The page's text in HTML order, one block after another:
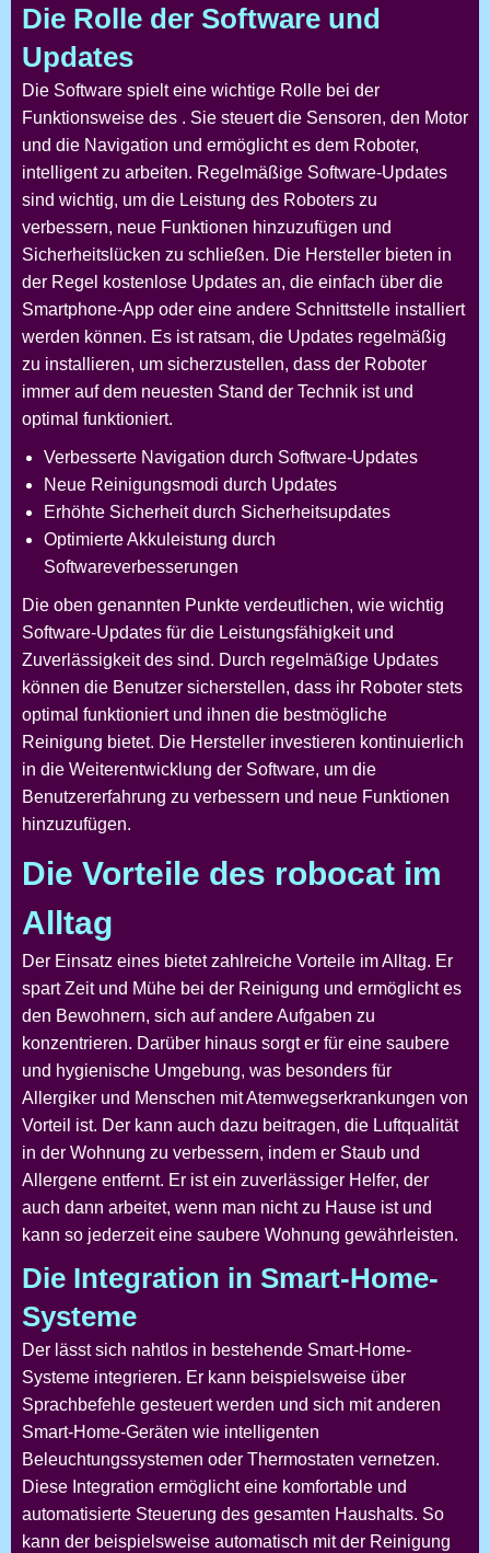
Die Rolle der Software und
Updates
Die Software spielt eine wichtige Rolle bei der
Funktionsweise des . Sie steuert die Sensoren, den Motor
und die Navigation und ermöglicht es dem Roboter,
intelligent zu arbeiten. Regelmäßige Software-Updates
sind wichtig, um die Leistung des Roboters zu
verbessern, neue Funktionen hinzuzufügen und
Sicherheitslücken zu schließen. Die Hersteller bieten in
der Regel kostenlose Updates an, die einfach über die
Smartphone-App oder eine andere Schnittstelle installiert
werden können. Es ist ratsam, die Updates regelmäßig
zu installieren, um sicherzustellen, dass der Roboter
immer auf dem neuesten Stand der Technik ist und
optimal funktioniert.
Verbesserte Navigation durch Software-Updates
Neue Reinigungsmodi durch Updates
Erhöhte Sicherheit durch Sicherheitsupdates
Optimierte Akkuleistung durch
Softwareverbesserungen
Die oben genannten Punkte verdeutlichen, wie wichtig
Software-Updates für die Leistungsfähigkeit und
Zuverlässigkeit des sind. Durch regelmäßige Updates
können die Benutzer sicherstellen, dass ihr Roboter stets
optimal funktioniert und ihnen die bestmögliche
Reinigung bietet. Die Hersteller investieren kontinuierlich
in die Weiterentwicklung der Software, um die
Benutzererfahrung zu verbessern und neue Funktionen
hinzuzufügen.
Die Vorteile des robocat im
Alltag
Der Einsatz eines bietet zahlreiche Vorteile im Alltag. Er
spart Zeit und Mühe bei der Reinigung und ermöglicht es
den Bewohnern, sich auf andere Aufgaben zu
konzentrieren. Darüber hinaus sorgt er für eine saubere
und hygienische Umgebung, was besonders für
Allergiker und Menschen mit Atemwegserkrankungen von
Vorteil ist. Der kann auch dazu beitragen, die Luftqualität
in der Wohnung zu verbessern, indem er Staub und
Allergene entfernt. Er ist ein zuverlässiger Helfer, der
auch dann arbeitet, wenn man nicht zu Hause ist und
kann so jederzeit eine saubere Wohnung gewährleisten.
Die Integration in Smart-Home-
Systeme
Der lässt sich nahtlos in bestehende Smart-Home-
Systeme integrieren. Er kann beispielsweise über
Sprachbefehle gesteuert werden und sich mit anderen
Smart-Home-Geräten wie intelligenten
Beleuchtungssystemen oder Thermostaten vernetzen.
Diese Integration ermöglicht eine komfortable und
automatisierte Steuerung des gesamten Haushalts. So
kann der beispielsweise automatisch mit der Reinigung